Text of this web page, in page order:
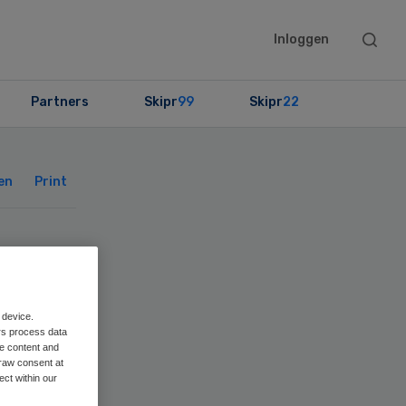
Inloggen
Search
Partners Skipr99 Skipr22
Print
process data
content and
consent at
within our